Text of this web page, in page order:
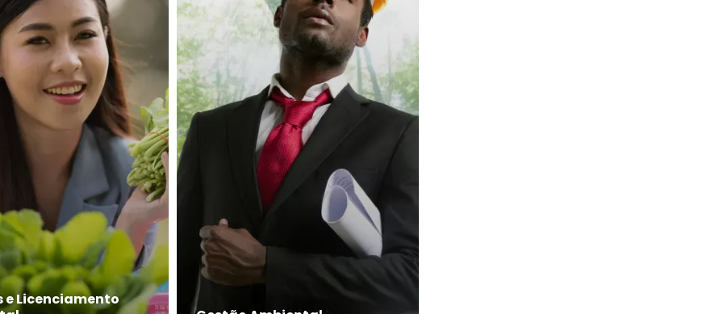
e Licenciamento